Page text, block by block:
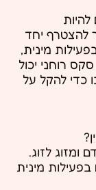
להיות
להצטרף יחד
מינית,
רוחני יכול
כדי להקל על
לזוג.
מינית